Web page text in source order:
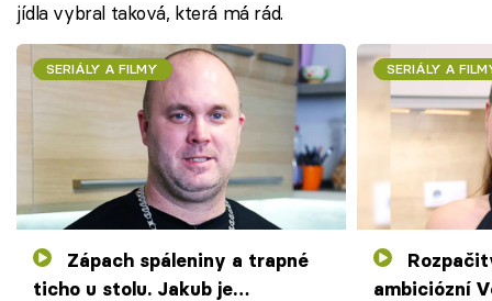
Sledujte nás
jídla vybral taková, která má rád.
SERIÁLY A FILMY
ticho u stolu. Jakub je
SERIÁLY A
ambiciózní